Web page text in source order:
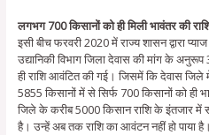
लगभग 700 किसानों को ही मिली भावंतर की
इसी बीच फरवरी 2020 में राज्य शासन द्वारा
उद्यानिकी विभाग जिला देवास की मांग के
ही राशि आवंटित की गई। जिसमें कि देवास जिले
5855 किसानों में से सिर्फ 700 किसानों को ही
जिले के करीब 5000 किसान राशि के इंतजार
है। उन्हें अब तक राशि का आवंटन नहीं हो पाया है।